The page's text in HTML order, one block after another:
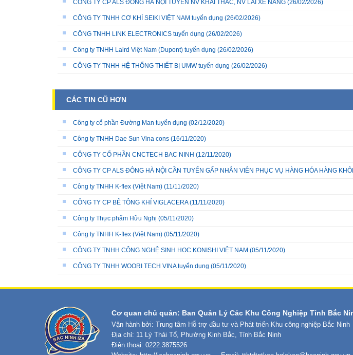
CÔNG TY CP ALS ĐÔNG HÀ NỘI TUYỂN NV KHAI THÁC, NV LÁI XE NÂNG (26/02/2026)
CÔNG TY TNHH CƠ KHÍ SEIKI VIỆT NAM tuyển dụng (26/02/2026)
CÔNG TNHH LINK ELECTRONICS tuyển dụng (26/02/2026)
Công ty TNHH Laird Việt Nam (Dupont) tuyển dụng (26/02/2026)
CÔNG TY TNHH HỆ THỐNG THIẾT BỊ UMW tuyển dụng (26/02/2026)
CÁC TIN CŨ HƠN
Công ty cổ phần Đường Man tuyển dụng (02/12/2020)
Công ty TNHH Dae Sun Vina cons (16/11/2020)
CÔNG TY CỔ PHẦN CNCTECH BAC NINH (12/11/2020)
CÔNG TY CP ALS ĐÔNG HÀ NỘI CẦN TUYỂN GẤP NHÂN VIÊN PHỤC VỤ HÀNG HÓA HÀNG
Công ty TNHH K-flex (Việt Nam) (11/11/2020)
CÔNG TY CP BÊ TÔNG KHÍ VIGLACERA(11/11/2020)
Công ty Thực phẩm Hữu Nghị (05/11/2020)
Công ty TNHH K-flex (Việt Nam) (05/11/2020)
CÔNG TY TNHH CÔNG NGHỆ SINH HỌC KONISHI VIỆT NAM (05/11/2020)
CÔNG TY TNHH WOORI TECH VINA tuyển dụng (05/11/2020)
Cơ quan chủ quản: Ban Quản Lý Các Khu Công Nghiệp Tỉnh Bắc
Vận hành bởi: Trung tâm Hỗ trợ đầu tư và Phát triển Khu công nghiệp Bắc Ninh
Địa chỉ: 11 Lý Thái Tổ, Phường Kinh Bắc, Tỉnh Bắc Ninh
Điện thoại: 0222.3875526